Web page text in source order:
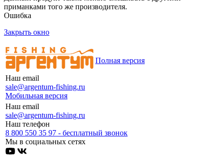
приманками того же производителя.
Ошибка
Закрыть окно
Наш email
sale@argentum-fishing.ru
Мобильная версия
Полная версия
Наш email
sale@argentum-fishing.ru
Наш телефон
8 800 550 35 97 - бесплатный звонок
Мы в социальных сетях